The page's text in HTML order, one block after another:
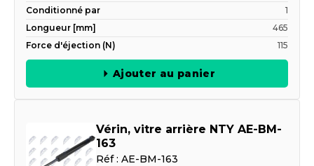
Conditionné par
1
Longueur [mm]
465
Force d'éjection (N)
115
Ajouter au panier
Vérin, vitre arrière NTY AE-BM-
163
Réf : AE-BM-163